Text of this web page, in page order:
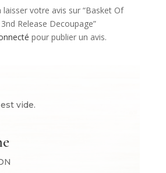
laisser votre avis sur “Basket Of
Release Decoupage”
pour publier un avis.
vide.